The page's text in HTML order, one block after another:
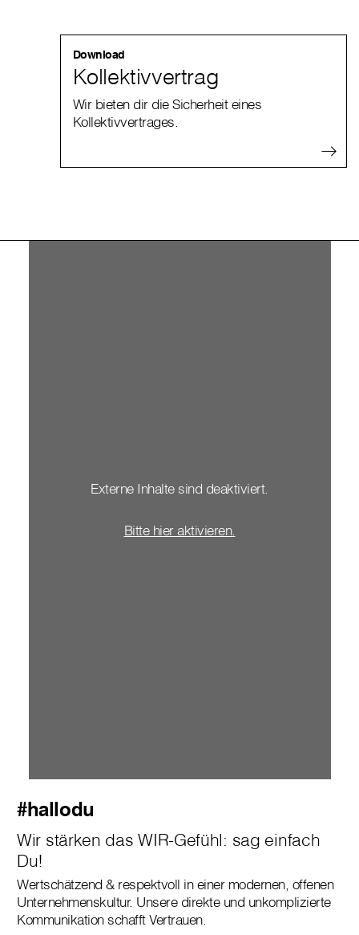
Download
Kollektivvertrag
Wir bieten dir die Sicherheit eines
Kollektivvertrages.
Externe Inhalte sind deaktiviert.
Bitte hier aktivieren.
#hallodu
Wir stärken das WIR-Gefühl: sag einfach
Du!
Wertschätzend & respektvoll in einer modernen, offenen
Unternehmenskultur. Unsere direkte und unkomplizierte
Kommunikation schafft Vertrauen.